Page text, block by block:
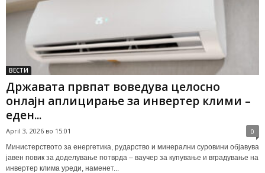
ВЕСТИ
Државата првпат воведува целосно
онлајн аплицирање за инвертер клими –
eден...
April 3, 2026 во 15:01 0
Министерството за енергетика, рударство и минерални суровини објавува
јавен повик за доделување потврда – ваучер за купување и вградување на
инвертер клима уреди, наменет...